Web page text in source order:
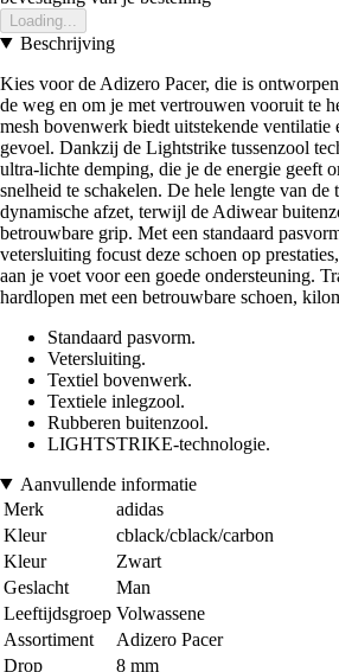
Loading...
Beschrijving
Kies voor de Adizero Pacer, die is
de weg en om je met vertrouwen vooruit te
mesh bovenwerk biedt uitstekende ventilatie
gevoel. Dankzij de Lightstrike tussenzool
ultra-lichte demping, die je de energie geeft
snelheid te schakelen. De hele lengte van de
dynamische afzet, terwijl de Adiwear
betrouwbare grip. Met een standaard
vetersluiting focust deze schoen op
aan je voet voor een goede ondersteuning.
hardlopen met een betrouwbare schoen,
Standaard pasvorm.
Vetersluiting.
Textiel bovenwerk.
Textiele inlegzool.
Rubberen buitenzool.
LIGHTSTRIKE-technologie.
Aanvullende informatie
Merk
adidas
Kleur
cblack/cblack/carbon
Kleur
Zwart
Geslacht
Man
Leeftijdsgroep Volwassene
Assortiment
Adizero Pacer
Drop
8 mm